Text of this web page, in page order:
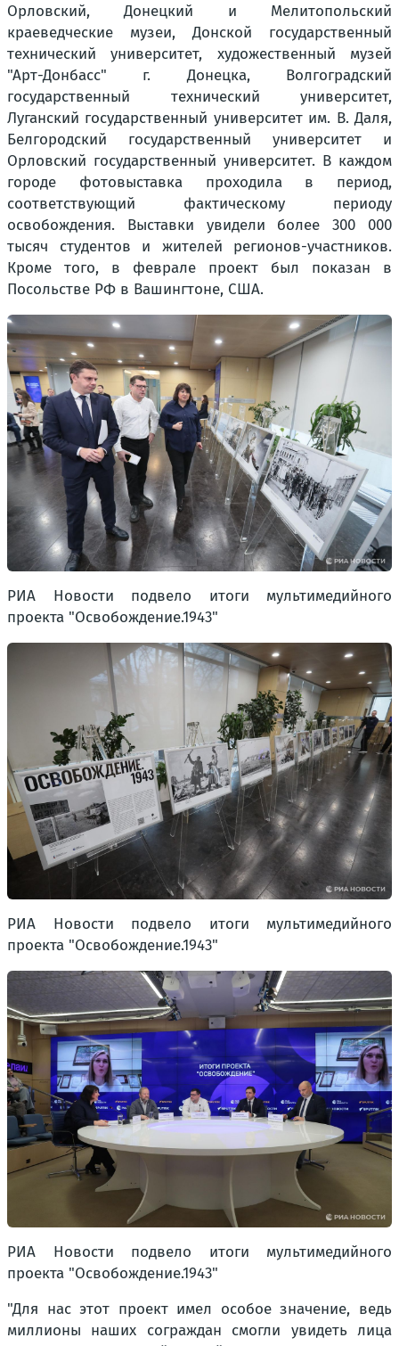
Орловский, Донецкий и Мелитопольский
краеведческие музеи, Донской государственный
технический университет, художественный музей
"Арт-Донбасс" г. Донецка, Волгоградский
государственный технический университет,
Луганский государственный университет им. В. Даля,
Белгородский государственный университет и
Орловский государственный университет. В каждом
городе фотовыставка проходила в период,
соответствующий фактическому периоду
освобождения. Выставки увидели более 300 000
тысяч студентов и жителей регионов-участников.
Кроме того, в феврале проект был показан в
Посольстве РФ в Вашингтоне, США.
РИА Новости подвело итоги мультимедийного
проекта "Освобождение.1943"
РИА Новости подвело итоги мультимедийного
проекта "Освобождение.1943"
РИА Новости подвело итоги мультимедийного
проекта "Освобождение.1943"
"Для нас этот проект имел особое значение, ведь
миллионы наших сограждан смогли увидеть лица